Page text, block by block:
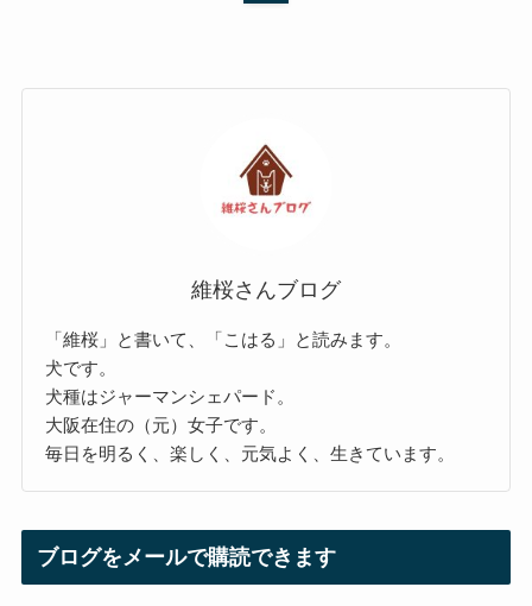
維桜さんブログ
「維桜」と書いて、「こはる」と読みます。
犬です。
犬種はジャーマンシェパード。
大阪在住の（元）女子です。
毎日を明るく、楽しく、元気よく、生きています。
ブログをメールで購読できます